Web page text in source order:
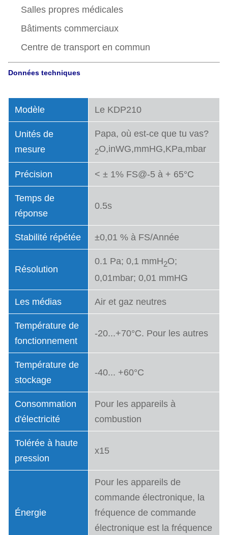
Salles propres médicales
Bâtiments commerciaux
Centre de transport en commun
Données techniques
Modèle Le KDP210
Unités de
mesure
Papa, où est-ce que tu vas?
2O,inWG,mmHG,KPa,mbar
Précision < ± 1% FS@-5 à + 65°C
Temps de
réponse
0.5s
Stabilité répétée ±0,01 % à FS/Année
Résolution
0.1 Pa; 0,1 mmH2O;
0,01mbar; 0,01 mmHG
Les médias Air et gaz neutres
Température de
fonctionnement
-20...+70°C. Pour les autres
Température de
stockage
-40... +60°C
Consommation
d'électricité
Pour les appareils à
combustion
Tolérée à haute
pression
x15
Énergie
Pour les appareils de
commande électronique, la
fréquence de commande
électronique est la fréquence